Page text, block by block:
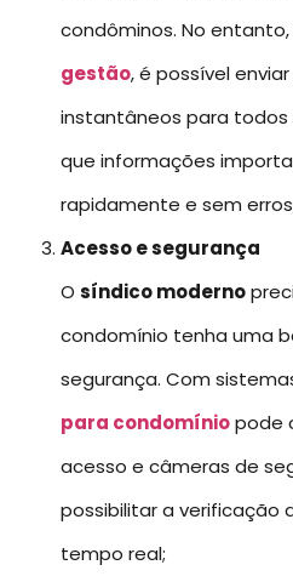
condôminos. No
gestão, é possível
instantâneos para
que informações
rapidamente e sem
Acesso e segurança
O síndico moderno
condomínio tenha uma
segurança. Com
para condomíniopode
acesso e câmeras de
possibilitar a verificação
tempo real;